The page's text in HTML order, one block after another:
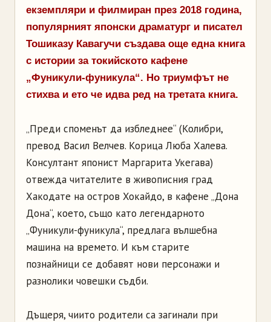
екземпляри и филмиран през 2018 година,
популярният японски драматург и писател
Тошиказу Кавагучи създава още една книга
с истории за токийското кафене
„Фуникули-фуникула“. Но триумфът не
стихва и ето че идва ред на третата книга.
„Преди споменът да избледнее“ (Колибри,
превод Васил Велчев. Корица Люба Халева.
Консултант японист Маргарита Укегава)
отвежда читателите в живописния град
Хакодате на остров Хокайдо, в кафене „Дона
Дона“, което, също като легендарното
„Фуникули-фуникула“, предлага вълшебна
машина на времето. И към старите
познайници се добавят нови персонажи и
разнолики човешки съдби.
Дъщеря, чиито родители са загинали при